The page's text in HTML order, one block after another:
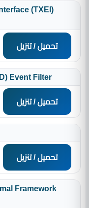
(TXEI)
تحميل / تنزيل
Event Filter
تحميل / تنزيل
تحميل / تنزيل
Framework